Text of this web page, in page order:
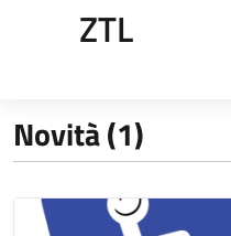
ZTL
Novità (1)